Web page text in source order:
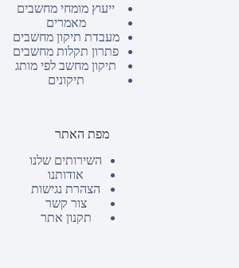
ייעוץ מומחי מחשבים
מאמרים
מעבדת תיקון מחשבים
פתרון תקלות מחשבים
תיקון מחשב לפי מותג
תיקונים
מפת האתר
השירותים שלנו
אודותנו
הצהרת נגישות
צור קשר
תקנון אתר